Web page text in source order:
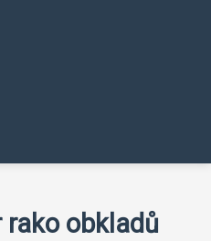
rako obkladů